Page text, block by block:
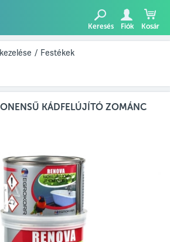
TERMÉKEK
AJÁNLATUNK
Keresés Fiók Kosár
/ Festékek
KÁDFELÚJÍTÓ ZOMÁNC